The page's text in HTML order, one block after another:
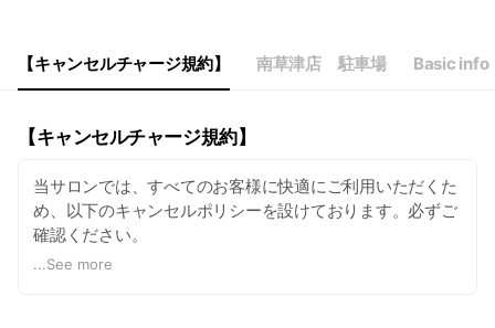
Sat 09:00 - 18:00
日曜日定休日
【キャンセルチャージ規約】 南草津店 駐車場 Basic info
【キャンセルチャージ規約】
当サロンでは、すべてのお客様に快適にご利用いただくた
め、以下のキャンセルポリシーを設けております。必ずご
確認ください。
...See more